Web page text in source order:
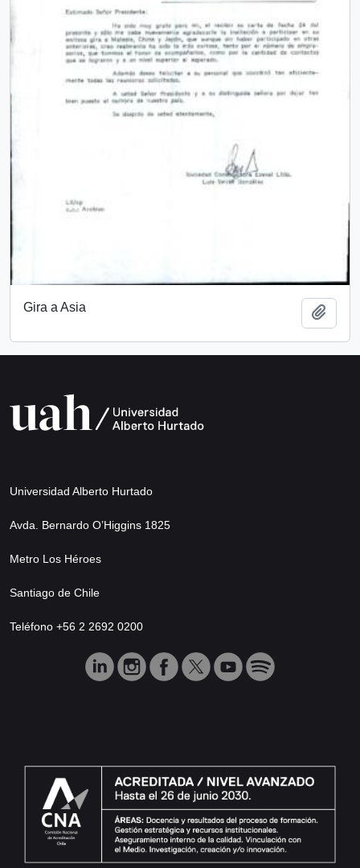
Gira a Asia
Universidad Alberto Hurtado
Avda. Bernardo O’Higgins 1825
Metro Los Héroes
Santiago de Chile
Teléfono +56 2 2692 0200